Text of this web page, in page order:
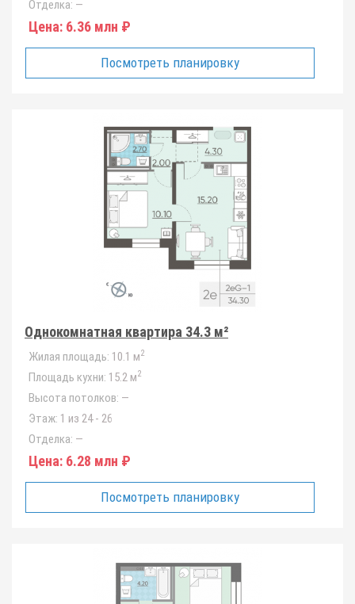
Отделка: —
Цена: 6.36 млн ₽
Посмотреть планировку
Однокомнатная квартира 34.3 м²
Жилая площадь: 10.1 м2
Площадь кухни: 15.2 м2
Высота потолков: —
Этаж: 1 из 24 - 26
Отделка: —
Цена: 6.28 млн ₽
Посмотреть планировку